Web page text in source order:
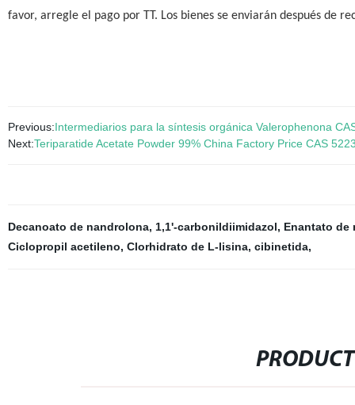
favor, arregle el pago por TT. Los bienes se enviarán después de
Previous:Intermediarios para la síntesis orgánica Valerophenona
Next:Teriparatide Acetate Powder 99% China Factory Price CAS
Decanoato de nandrolona, 1,1'-carbonildiimidazol, Enantato de
Ciclopropil acetileno, Clorhidrato de L-lisina, cibinetida,